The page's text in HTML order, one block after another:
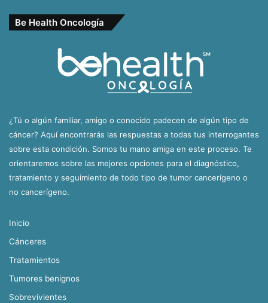
Be Health Oncología
¿Tú o algún familiar, amigo o conocido padecen de algún tipo de
cáncer? Aquí encontrarás las respuestas a todas tus interrogantes
sobre esta condición. Somos tu mano amiga en este proceso. Te
orientaremos sobre las mejores opciones para el diagnóstico,
tratamiento y seguimiento de todo tipo de tumor cancerígeno o
no cancerígeno.
Inicio
Cánceres
Tratamientos
Tumores benignos
Sobrevivientes